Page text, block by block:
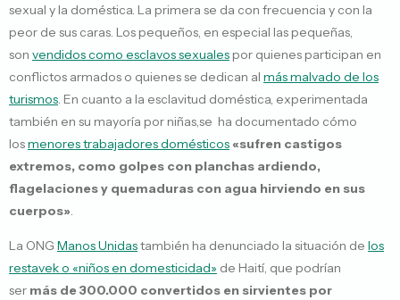
sexual y la doméstica. La primera se da con frecuencia y con la
peor de sus caras. Los pequeños, en especial las pequeñas,
son vendidos como esclavos sexuales por quienes participan en
conflictos armados o quienes se dedican al más malvado de los
turismos . En cuanto a la esclavitud doméstica, experimentada
también en su mayoría por niñas,se ha documentado cómo
losmenores trabajadores domésticos«sufren castigos
extremos, como golpes con planchas ardiendo,
flagelaciones y quemaduras con agua hirviendo en sus
cuerpos»
La ONG Manos Unidastambién ha denunciado la situación de los
restavek o «niños en domesticidad» de Haití, que podrían
ser más de 300.000 convertidos en sirvientes por